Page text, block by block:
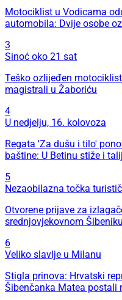
Motociklist u Vodicama
automobila: Dvije osobe
3
Sinoć oko 21 sat
Teško ozlijeđen
magistrali u Žaboriću
4
U nedjelju, 16. kolovoza
Regata 'Za dušu i tilo'
baštine: U Betinu stiže i
5
Nezaobilazna točka
Otvorene prijave za
srednjovjekovnom Šibeniku
6
Veliko slavlje u Milanu
Stigla prinova: Hrvatski
Šibenčanka Matea postali